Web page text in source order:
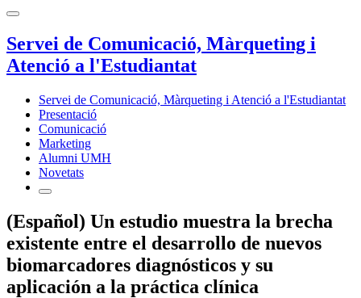
Servei de Comunicació, Màrqueting i
Atenció a l'Estudiantat
Servei de Comunicació, Màrqueting i Atenció a l'Estudiantat
Presentació
Comunicació
Marketing
Alumni UMH
Novetats
(Español) Un estudio muestra la brecha
existente entre el desarrollo de nuevos
biomarcadores diagnósticos y su
aplicación a la práctica clínica